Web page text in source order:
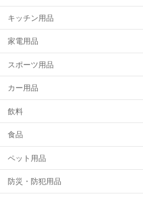
キッチン用品
家電用品
スポーツ用品
カー用品
飲料
食品
ペット用品
防災・防犯用品